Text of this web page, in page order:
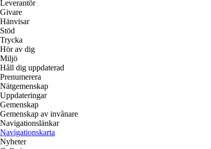
Leverantör
Givare
Hänvisar
Stöd
Trycka
Hör av dig
Miljö
Håll dig uppdaterad
Prenumerera
Nätgemenskap
Uppdateringar
Gemenskap
Gemenskap av invånare
Navigationslänkar
Navigationskarta
Nyheter